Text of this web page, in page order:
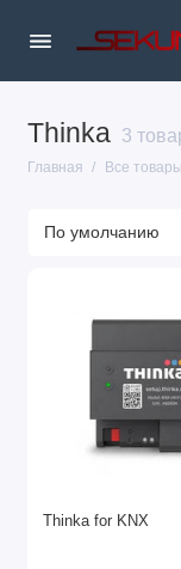
Thinka 3
Главная Все товары
Thinka for KNX